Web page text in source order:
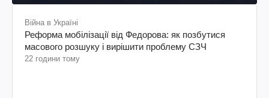
Війна в Україні
Реформа мобілізації від Федорова: як позбутися
масового розшуку і вирішити проблему СЗЧ
22 години тому